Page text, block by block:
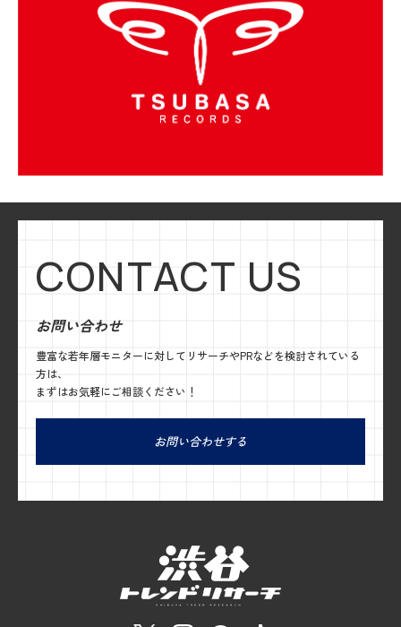
CONTACT US
お問い合わせ
豊富な若年層モニターに対してリサーチやPRなどを検討されている
方は、
まずはお気軽にご相談ください！
お問い合わせする